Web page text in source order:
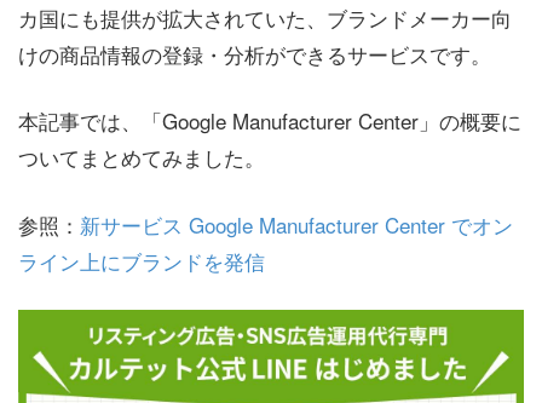
カ国にも提供が拡大されていた、ブランドメーカー向
けの商品情報の登録・分析ができるサービスです。
本記事では、「Google Manufacturer Center」の概要に
ついてまとめてみました。
参照： 新サービス Google Manufacturer Center でオン
ライン上にブランドを発信